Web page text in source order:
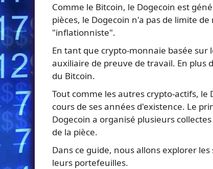
Comme le Bitcoin, le Dogecoin est
pièces, le Dogecoin n'a pas de limite
"inflationniste".
En tant que crypto-monnaie basée
auxiliaire de preuve de travail. En plus
du Bitcoin.
Tout comme les autres crypto-actifs, le
cours de ses années d'existence. Le
Dogecoin a organisé plusieurs
de la pièce.
Dans ce guide, nous allons explorer
leurs portefeuilles.